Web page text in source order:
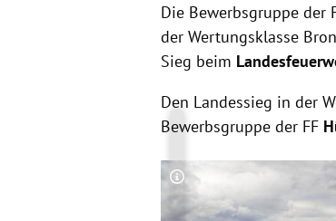
Die Bewerbsgruppe der
der Wertungsklasse
Sieg beim
Den Landessieg in der
Bewerbsgruppe der FF
Copyright-Hinweis